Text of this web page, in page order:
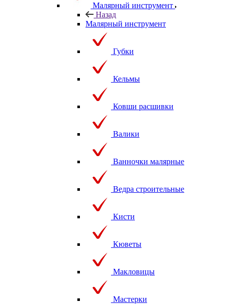
Малярный инструмент
Назад
Малярный инструмент
Губки
Кельмы
Ковши расшивки
Валики
Ванночки малярные
Ведра строительные
Кисти
Кюветы
Макловицы
Мастерки